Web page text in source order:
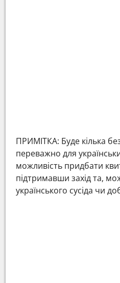
ПРИМІТКА: Буде кілька
переважно для
можливість придбати
підтримавши захід та,
українського сусіда чи